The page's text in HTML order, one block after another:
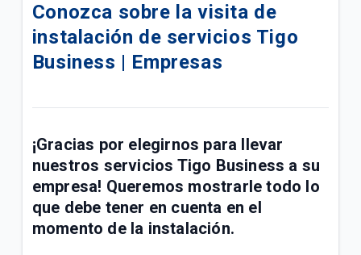
Conoce las mejoras realizadas a la red móvil Tigo |
Empresas
Conoce sobre el proceso de portabilidad a Tigo |
Empresas
Paga las facturas de servicios fijos y móviles Tigo
Business en una transacción | Empresas
Respaldo de Sitios, Bases de Datos, CMS y
Conozca sobre la visita de
instalación de servicios Tigo
Business | Empresas
¡Gracias por elegirnos para llevar
nuestros servicios Tigo Business a su
empresa! Queremos mostrarle todo lo
que debe tener en cuenta en el
momento de la instalación.